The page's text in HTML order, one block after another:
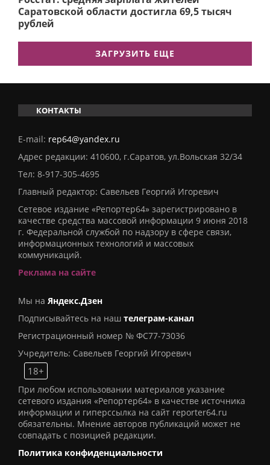
Саратовской области достигла 69,5 тысяч
рублей
ЗАГРУЗИТЬ ЕЩЕ
КОНТАКТЫ
E-mail: rep64@yandex.ru
Адрес редакции: 410600, г.Саратов, ул.Вольская 32/34
Тел: 8-917-305-4695
Главный редактор: Савельев Георгий Игоревич
Сетевое издание «Репортер64» зарегистрировано в
качестве средства массовой информации 9 июня 2018
г. Федеральной службой по надзору в сфере связи,
информационных технологий и массовых
коммуникаций.
Реклама на сайте
Мы на Яндекс.Дзен
Подписывайтесь на наш телеграм-канал
Регистрационный номер № ФС77-73036
Учредитель: Савельев Георгий Игоревич
18+
При любом использовании материалов указание
сетевого издания «Репортер64» в качестве источника
информации и гиперссылка на сайт reporter64.ru
обязательны. Мнение авторов публикаций может не
совпадать с позицией редакции.
Политика конфиденциальности